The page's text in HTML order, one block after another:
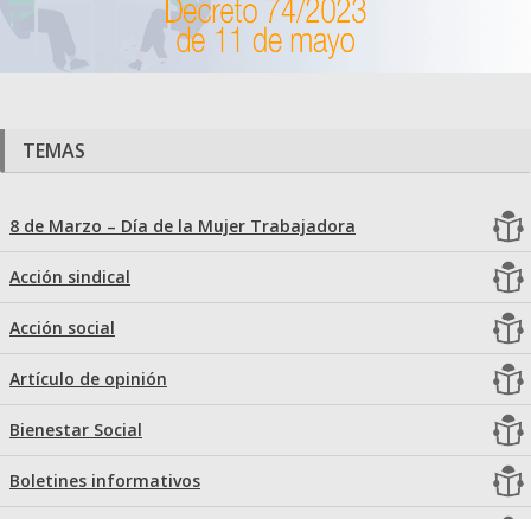
TEMAS
8 de Marzo – Día de la Mujer Trabajadora
Acción sindical
Acción social
Artículo de opinión
Bienestar Social
Boletines informativos